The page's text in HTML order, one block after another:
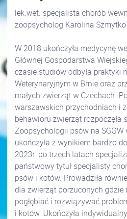
lek.wet. specjalista chorób
zoopsycholog Karolina Szmytko
W 2018 ukończyła medycynę
Głównej Gospodarstwa Wiejskiego w Warszawie. W
czasie studiów odbyła praktyki
Weterynaryjnym w Brnie oraz
małych zwierząt w Czechach.
warszawskich przychodniach i
behawioru zwierząt
Zoopsychologii psów na SGGW
ukończyła z wynikiem bardzo
2023r. po trzech latach
państwowy tytuł specjalisty
psów i kotów. Prowadziła również dom tymczasowy
dla zwierząt porzuconych gdzie
pogłębiać i rozwiązywać
i kotów. Ukończyła indywidualny kurs ultrasonografii w